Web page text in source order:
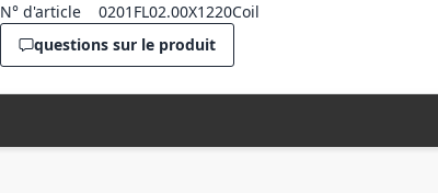
N° d'article
0201FL02.00X1220Coil
questions sur le produit